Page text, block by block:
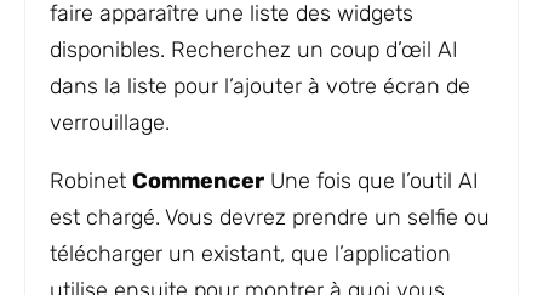
faire apparaître une liste des widgets
disponibles. Recherchez un coup d’œil AI
dans la liste pour l’ajouter à votre écran de
verrouillage.
Robinet Commencer Une fois que l’outil AI
est chargé. Vous devrez prendre un selfie ou
télécharger un existant, que l’application